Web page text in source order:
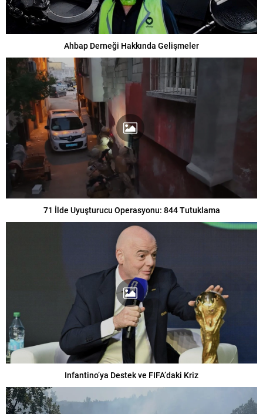
Ahbap Derneği Hakkında Gelişmeler
71 İlde Uyuşturucu Operasyonu: 844 Tutuklama
Infantino’ya Destek ve FIFA’daki Kriz